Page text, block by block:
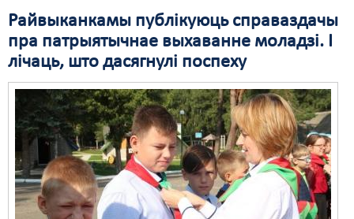
Райвыканкамы публікуюць справаздачы
пра патрыятычнае выхаванне моладзі. І
лічаць, што дасягнулі поспеху